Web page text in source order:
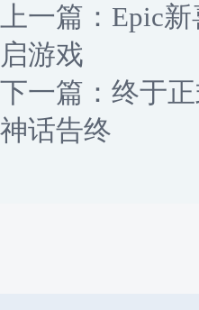
上一篇： Epic
启游戏
下一篇： 终于
神话告终